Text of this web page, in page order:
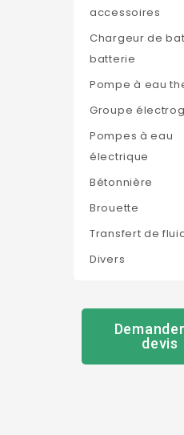
accessoires
Chargeur de
batterie
Pompe à eau
Groupe
Pompes à eau
électrique
Bétonnière
Brouette
Transfert de
Divers
devis